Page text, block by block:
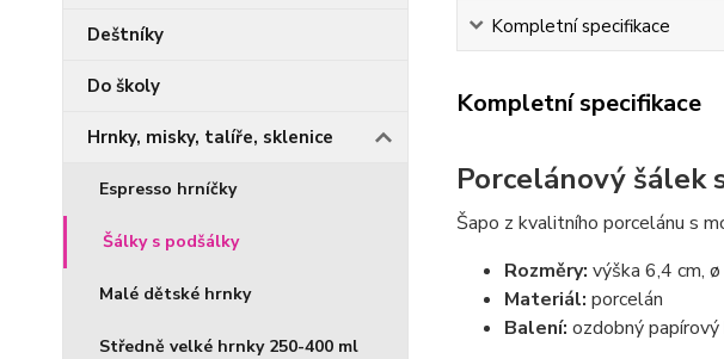
Deštníky
Do školy
Hrnky, misky, talíře, sklenice
Espresso hrníčky
Šálky s podšálky
Malé dětské hrnky
Středně velké hrnky 250-400 ml
Kompletní specifikace
Kompletní specifikace
Porcelánový šálek
Šapo z kvalitního porcelánu s
Rozměry: výška 6,4 cm,
Materiál: porcelán
Balení: ozdobný